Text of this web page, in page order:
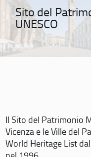
Sito del
UNESCO
Il Sito del Patrimonio
Vicenza e le Ville del
World Heritage List